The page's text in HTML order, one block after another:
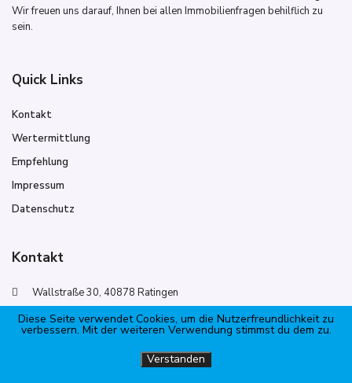
Wir freuen uns darauf, Ihnen bei allen Immobilienfragen behilflich zu
sein.
Quick Links
Kontakt
Wertermittlung
Empfehlung
Impressum
Datenschutz
Kontakt
Wallstraße 30, 40878 Ratingen
02102 5797676
Diese Seite verwendet Cookies, um die Nutzerfreundlichkeit zu
verbessern. Mit der weiteren Verwendung stimmst du dem zu.
Verstanden